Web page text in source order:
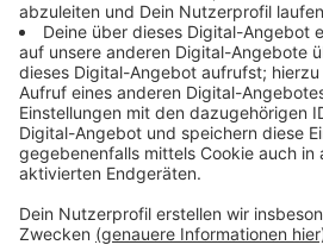
sinkt hier auf 5,3 Prozent.
Die Arbeitsagentur freut sich
Entwicklung. Auch die Nachfrage
sei weiter auf einem hohen
Geringqualifizierte häufig das